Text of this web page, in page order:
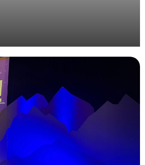
l’évènement des étudiants de
à Montpellier